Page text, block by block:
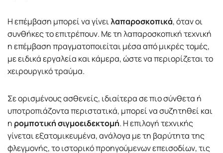
Η επέμβαση μπορεί να γίνειλαπαροσκοπικά, όταν οι
συνθήκες το επιτρέπουν. Με τη λαπαροσκοπική τεχνική
η επέμβαση πραγματοποιείται μέσα από μικρές τομές,
με ειδικά εργαλεία και κάμερα, ώστε να περιορίζεται το
χειρουργικό τραύμα.
Σε ορισμένους ασθενείς, ιδιαίτερα σε πιο σύνθετα ή
υποτροπιάζοντα περιστατικά, μπορεί να συζητηθεί και
η ρομποτική σιγμοειδεκτομή. Η επιλογή τεχνικής
γίνεται εξατομικευμένα, ανάλογα με τη βαρύτητα της
φλεγμονής, το ιστορικό προηγούμενων επεισοδίων, τις